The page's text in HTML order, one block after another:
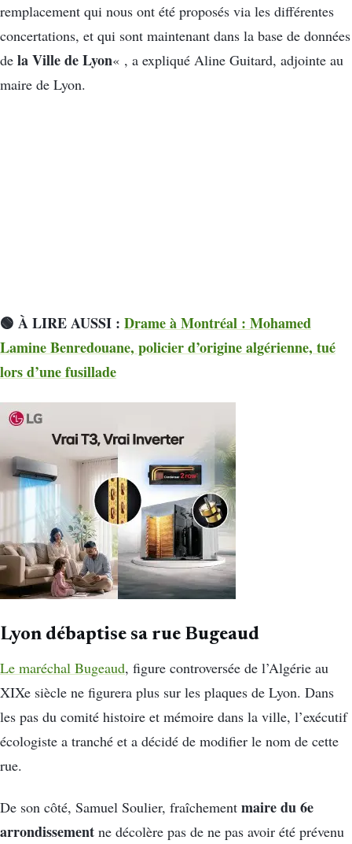
remplacement qui nous ont été proposés via les différentes
concertations, et qui sont maintenant dans la base de données
de la Ville de Lyon« , a expliqué Aline Guitard, adjointe au
maire de Lyon.
🟢 À LIRE AUSSI : Drame à Montréal : Mohamed
Lamine Benredouane, policier d’origine algérienne, tué
lors d’une fusillade
Lyon débaptise sa rue Bugeaud
Le maréchal Bugeaud, figure controversée de l’Algérie au
XIXe siècle ne figurera plus sur les plaques de Lyon. Dans
les pas du comité histoire et mémoire dans la ville, l’exécutif
écologiste a tranché et a décidé de modifier le nom de cette
rue.
De son côté, Samuel Soulier, fraîchement maire du 6e
arrondissement ne décolère pas de ne pas avoir été prévenu